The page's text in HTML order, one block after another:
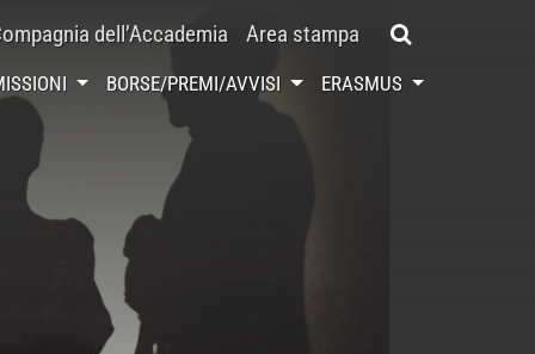
dell’Accademia Area stampa
BORSE/PREMI/AVVISI ERASMUS